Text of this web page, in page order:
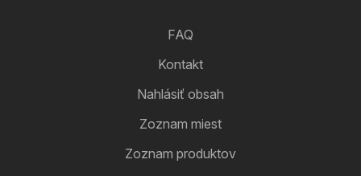
FAQ
Kontakt
Nahlásiť obsah
Zoznam miest
Zoznam produktov